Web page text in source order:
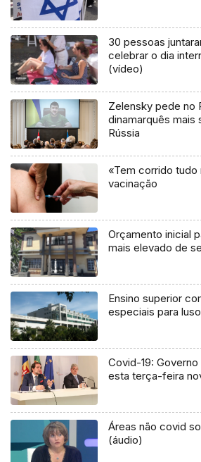
30 pessoas
celebrar o dia
(vídeo)
Zelensky pede no
dinamarquês mais
Rússia
«Tem corrido tudo
vacinação
Orçamento inicial
mais elevado de
Ensino superior
especiais para
Covid-19: Governo
esta terça-feira
Áreas não covid
(áudio)